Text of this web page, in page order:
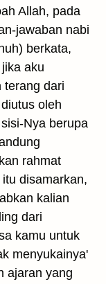
Allah, pada
jawaban nabi
berkata,
aku
terang dari
oleh
Nya berupa
rahmat
disamarkan,
kalian
dari
kamu untuk
menyukainya'
ajaran yang